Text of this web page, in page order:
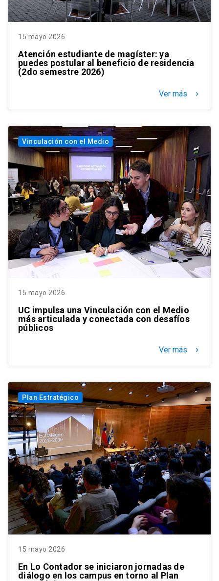
15 mayo 2026
Atención estudiante de magíster: ya
puedes postular al beneficio de residencia
(2do semestre 2026)
Ver más keyboard_arrow_right
Vinculación con el Medio
15 mayo 2026
UC impulsa una Vinculación con el Medio
más articulada y conectada con desafíos
públicos
Ver más keyboard_arrow_right
Plan Estratégico
15 mayo 2026
En Lo Contador se iniciaron jornadas de
diálogo en los campus en torno al Plan